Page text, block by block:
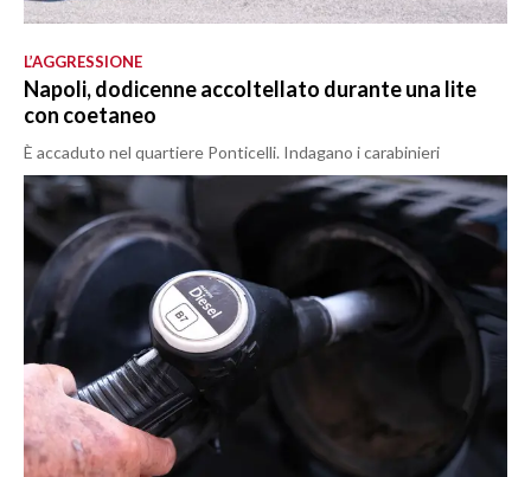
L’AGGRESSIONE
Napoli, dodicenne accoltellato durante una lite
con coetaneo
È accaduto nel quartiere Ponticelli. Indagano i carabinieri